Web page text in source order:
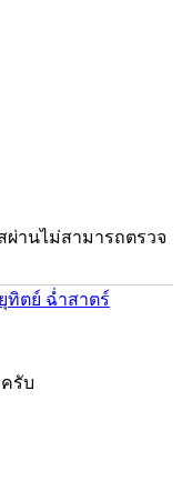
ผ่านไม่สามารถตรวจ
ทิตย์ ฉ่ำสาตร์
ครับ